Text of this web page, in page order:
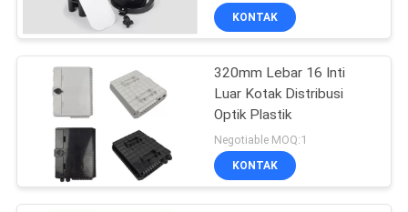
GPON ONU
13
KONTAK
320mm Lebar 16 Inti
Luar Kotak Distribusi
Optik Plastik
Negotiable MOQ:1
KONTAK